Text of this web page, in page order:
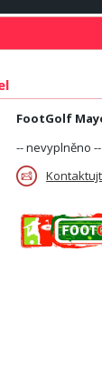
FootGolf
-- nevyplněno --